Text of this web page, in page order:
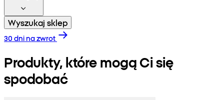
Wyszukaj sklep
30 dni na zwrot
Produkty, które mogą Ci się
spodobać